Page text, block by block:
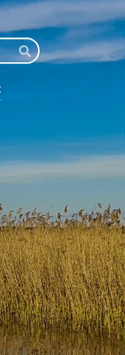
Haku
Hae